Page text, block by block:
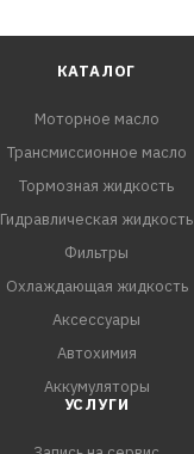
КАТАЛОГ
Моторное масло
Трансмиссионное масло
Тормозная жидкость
Гидравлическая жидкость
Фильтры
Охлаждающая жидкость
Аксессуары
Автохимия
Аккумуляторы
УСЛУГИ